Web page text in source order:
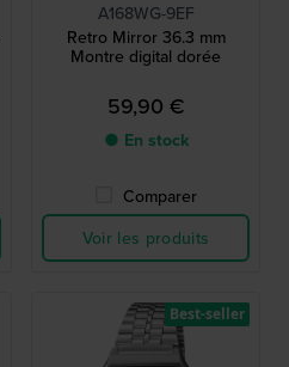
A168WG-9EF
Retro Mirror 36.3 mm
Montre digital dorée
59,90 €
● En stock
Comparer
Voir les produits
Best-seller